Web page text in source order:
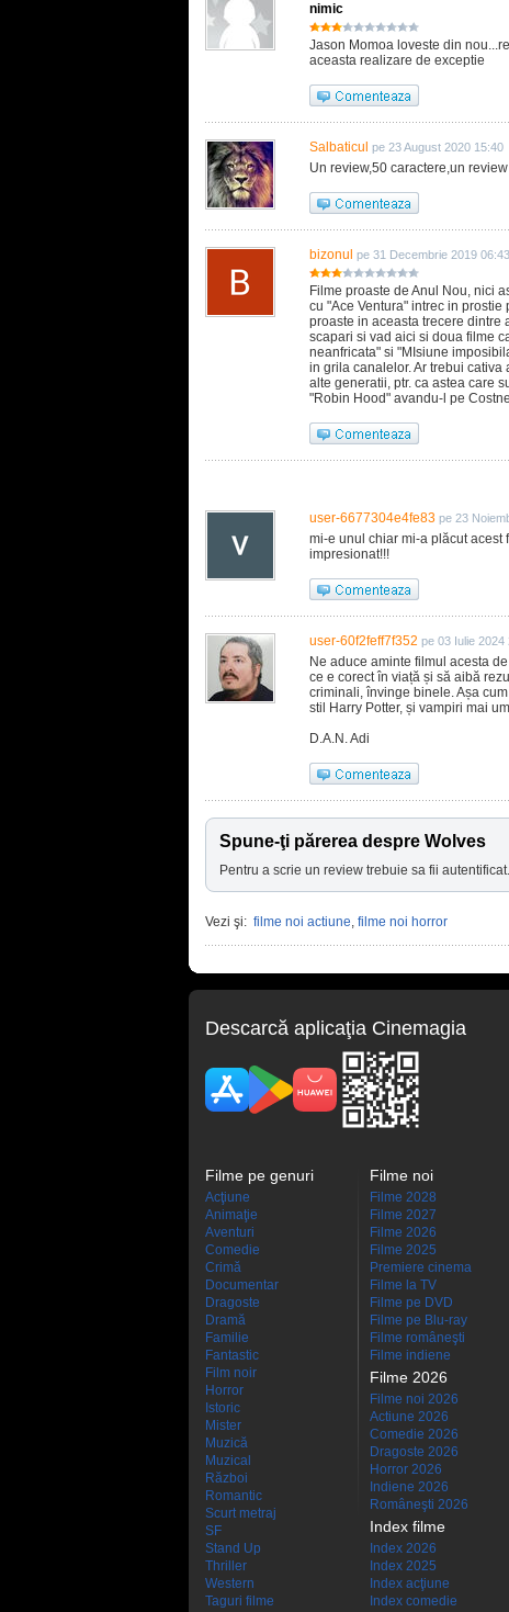
nimic
Jason Momoa loveste din
aceasta realizare de exceptie
Salbaticul pe 23 August 2020 15:40
Un review,50 caractere,un
bizonul pe 31 Decembrie 2019 06:43
Filme proaste de Anul Nou, nici
cu "Ace Ventura" intrec in
proaste in aceasta trecere dintre
scapari si vad aici si doua filme
neanfricata" si "MIsiune
in grila canalelor. Ar trebui cativa
alte generatii, ptr. ca astea care
"Robin Hood" avandu-l pe
user-6677304e4fe83 pe 23
mi-e unul chiar mi-a plăcut acest
impresionat!!!
user-60f2feff7f352 pe 03 Iulie 2024
Ne aduce aminte filmul acesta
ce e corect în viață și să aibă
criminali, învinge binele. Așa
stil Harry Potter, și vampiri mai
D.A.N. Adi
Spune-ţi părerea despre Wolves
Pentru a scrie un review trebuie sa fii
Vezi şi: filme noi actiune, filme noi horror
Descarcă aplicaţia Cinemagia
Filme pe genuri
Acţiune
Animaţie
Aventuri
Comedie
Crimă
Documentar
Dragoste
Dramă
Familie
Fantastic
Film noir
Horror
Istoric
Mister
Muzică
Muzical
Război
Romantic
Scurt metraj
SF
Stand Up
Thriller
Western
Taguri filme
Filme noi
Filme 2028
Filme 2027
Filme 2026
Filme 2025
Premiere cinema
Filme la TV
Filme pe DVD
Filme pe Blu-ray
Filme româneşti
Filme indiene
Filme 2026
Filme noi 2026
Actiune 2026
Comedie 2026
Dragoste 2026
Horror 2026
Indiene 2026
Româneşti 2026
Index filme
Index 2026
Index 2025
Index acţiune
Index comedie